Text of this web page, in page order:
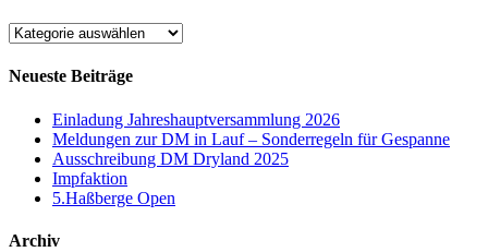
Kategorien
Neueste Beiträge
Einladung Jahreshauptversammlung 2026
Meldungen zur DM in Lauf – Sonderregeln für Gespanne
Ausschreibung DM Dryland 2025
Impfaktion
5.Haßberge Open
Archiv